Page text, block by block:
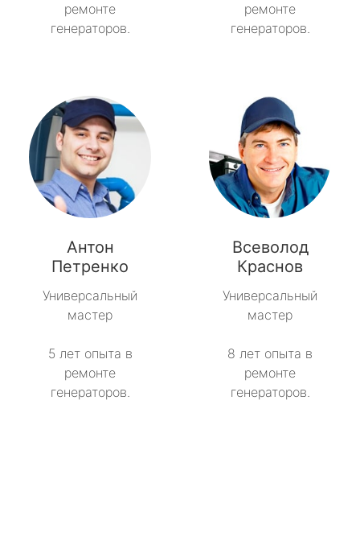
ремонте
генераторов.
ремонте
генераторов.
Антон
Петренко
Универсальный
мастер
5 лет опыта в
ремонте
генераторов.
Всеволод
Краснов
Универсальный
мастер
8 лет опыта в
ремонте
генераторов.